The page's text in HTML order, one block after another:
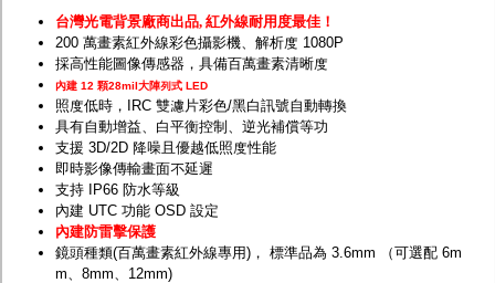
網路線
懶人線.同軸線.花線
線頭.插座.延長線.HDMI線
集線盒.防水盒.配線盒
變壓器.避雷器
轉接頭
偽裝嚇阻假監視器. 警示防盜貼紙
行車紀錄器.車用插座配件
電腦工業機殼
客訂商品
台灣光電背景廠商出品, 紅外線耐用度最佳！
200 萬畫素紅外線彩色攝影機、解析度 1080P
採高性能圖像傳感器，具備百萬畫素清晰度
內建 12 顆28mil大陣列式 LED
照度低時，IRC 雙濾片彩色/黑白訊號自動轉換
具有自動增益、白平衡控制、逆光補償等功
支援 3D/2D 降噪且優越低照度性能
即時影像傳輸畫面不延遲
支持 IP66 防水等級
內建 UTC 功能 OSD 設定
內建防雷擊保護
鏡頭種類(百萬畫素紅外線專用)， 標準品為 3.6mm （可選配 6m
m、8mm、12mm)